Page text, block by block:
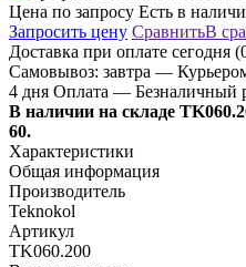
Цена по запросу Есть в
Запросить цену СравнитьВ
Доставка при оплате сегодня
Самовывоз: завтра —
4 дня Оплата — Безналичный
В наличии на складе
60.
Характеристики
Общая информация
Производитель
Teknokol
Артикул
TK060.200